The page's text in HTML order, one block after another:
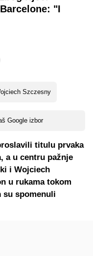
"I
Szczesny
Google izbor
titulu prvaka
a u centru pažnje
i Wojciech
u rukama tokom
su spomenuli